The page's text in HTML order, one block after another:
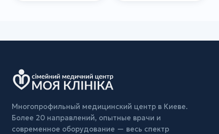
Многопрофильный медицинский центр в Киеве.
Более 20 направлений, опытные врачи и
современное оборудование — весь спектр